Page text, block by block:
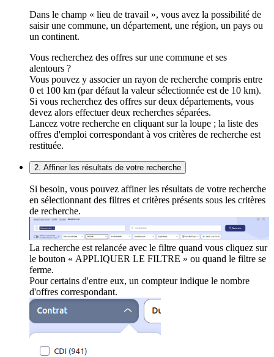
Dans le champ « lieu de travail », vous avez la possibilité de
saisir une commune, un département, une région, un pays ou
un continent.
Vous recherchez des offres sur une commune et ses
alentours ?
Vous pouvez y associer un rayon de recherche compris entre
0 et 100 km (par défaut la valeur sélectionnée est de 10 km).
Si vous recherchez des offres sur deux départements, vous
devez alors effectuer deux recherches séparées.
Lancez votre recherche en cliquant sur la loupe ; la liste des
offres d'emploi correspondant à vos critères de recherche est
restituée.
2. Affiner les résultats de votre recherche
Si besoin, vous pouvez affiner les résultats de votre recherche
en sélectionnant des filtres et critères présents sous les critères
de recherche.
La recherche est relancée avec le filtre quand vous cliquez sur
le bouton « APPLIQUER LE FILTRE » ou quand le filtre se
ferme.
Pour certains d'entre eux, un compteur indique le nombre
d'offres correspondant.